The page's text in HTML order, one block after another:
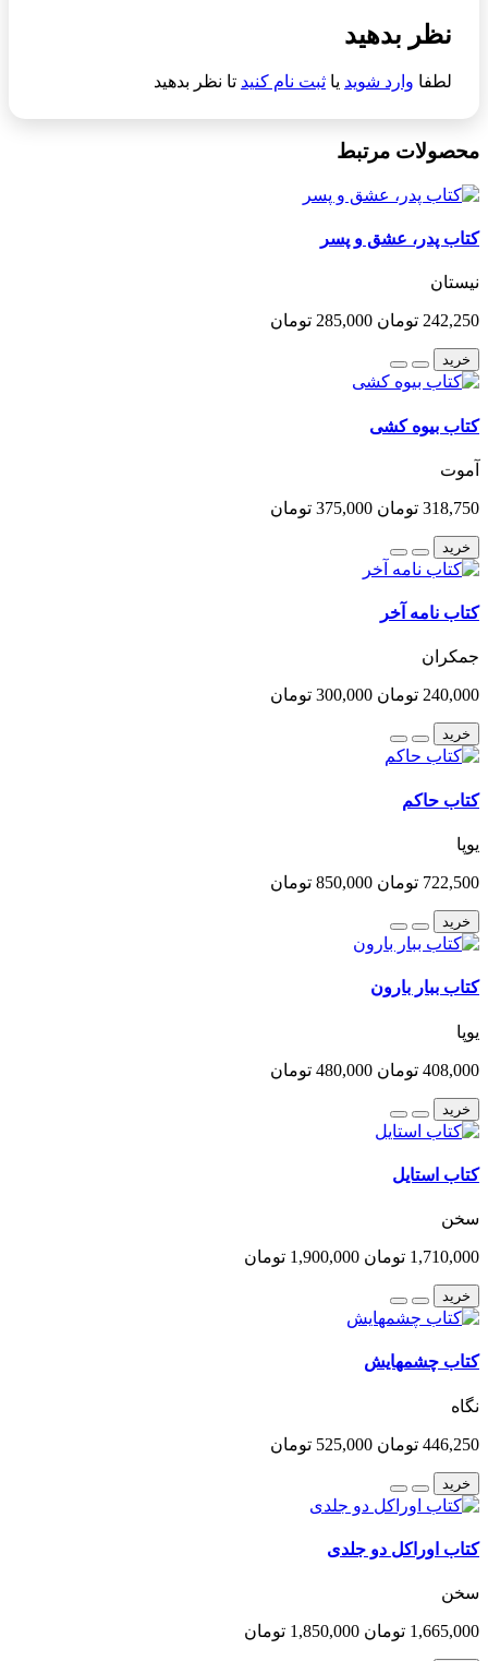
نظر بدهید
لطفا وارد شوید یا ثبت نام کنید تا نظر بدهید
محصولات مرتبط
کتاب پدر، عشق و پسر
نیستان
242,250 تومان 285,000 تومان
خرید
کتاب بیوه کشی
آموت
318,750 تومان 375,000 تومان
خرید
کتاب نامه آخر
جمکران
240,000 تومان 300,000 تومان
خرید
کتاب حاکم
یوپا
722,500 تومان 850,000 تومان
خرید
کتاب ببار بارون
یوپا
408,000 تومان 480,000 تومان
خرید
کتاب استایل
سخن
1,710,000 تومان 1,900,000 تومان
خرید
کتاب چشمهایش
نگاه
446,250 تومان 525,000 تومان
خرید
کتاب اوراکل دو جلدی
سخن
1,665,000 تومان 1,850,000 تومان